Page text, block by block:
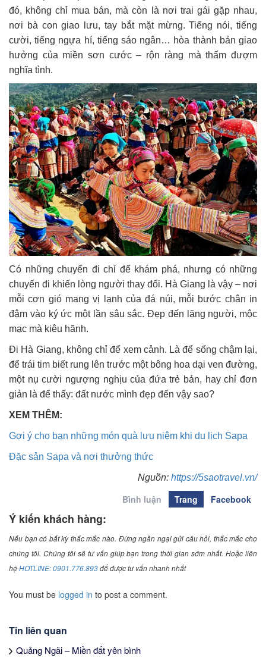
đó, không chỉ mua bán, mà còn là nơi trai gái gặp nhau,
nơi bà con giao lưu, tay bắt mặt mừng. Tiếng nói, tiếng
cười, tiếng ngựa hí, tiếng sáo ngân… hòa thành bản giao
hưởng của miền sơn cước – rộn ràng mà thấm đượm
nghĩa tình.
Có những chuyến đi chỉ để khám phá, nhưng có những
chuyến đi khiến lòng người thay đổi. Hà Giang là vậy – nơi
mỗi cơn gió mang vị lạnh của đá núi, mỗi bước chân in
đậm vào ký ức một lần sâu sắc. Đẹp đến lặng người, mộc
mạc mà kiêu hãnh.
Đi Hà Giang, không chỉ để xem cảnh. Là để sống chậm lại,
để trái tim biết rung lên trước một bông hoa dại ven đường,
một nụ cười ngượng nghịu của đứa trẻ bản, hay chỉ đơn
giản là để thấy: đất nước mình đẹp đến vậy sao?
XEM THÊM:
Gợi ý cho bạn những món quà lưu niệm khi du lịch Sapa
Đặc sản Sapa và nơi thưởng thức
Nguồn: https://5saotravel.vn/
Bình luận Trang Facebook
Ý kiến khách hàng:
Nếu bạn có bất kỳ thắc mắc nào. Đừng ngần ngại gửi câu hỏi, thắc mắc cho
chúng tôi. Chúng tôi sẽ tư vấn giúp bạn trong thời gian sớm nhất. Hoặc liên
hệHOTLINE: 0901.776.893để được tư vấn nhanh nhất
You must be logged in to post a comment.
Tin liên quan
Quảng Ngãi – Miền đất yên bình